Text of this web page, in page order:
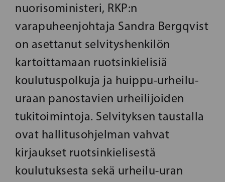
nuorisoministeri, RKP:n
varapuheenjohtaja Sandra Bergqvist
on asettanut selvityshenkilön
kartoittamaan ruotsinkielisiä
koulutuspolkuja ja huippu-urheilu-
uraan panostavien urheilijoiden
tukitoimintoja. Selvityksen taustalla
ovat hallitusohjelman vahvat
kirjaukset ruotsinkielisestä
koulutuksesta sekä urheilu-uran